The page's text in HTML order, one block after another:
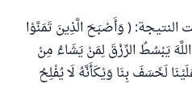
النتيجة: ( وَأَصْبَحَ الَّذِينَ تَمَنَّوْا
يَبْسُطُ الرِّزْقَ لِمَنْ يَشَاءُ مِنْ
لَخَسَفَ بِنَا وَيْكَأَنَّهُ لَا يُفْلِحُ